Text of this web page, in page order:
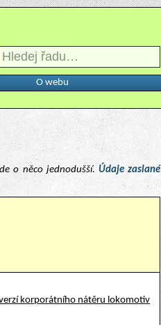
O webu
o něco jednodušší. Údaje zaslané
korporátního nátěru lokomotiv